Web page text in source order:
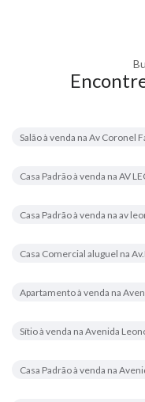
Salão à venda na Av Coronel
Casa Padrão à venda na AV
Casa Padrão à venda na av
Casa Comercial aluguel na
Apartamento à venda na
Sítio à venda na Avenida
Casa Padrão à venda na